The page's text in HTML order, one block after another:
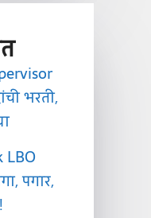
भरती,
LBO
पगार,